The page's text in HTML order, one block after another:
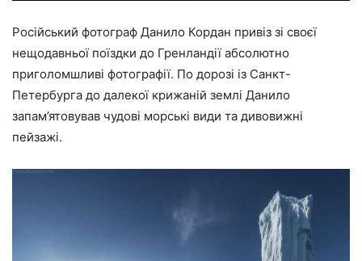
Російський фотограф Данило Кордан привіз зі своєї
нещодавньої поїздки до Гренландії абсолютно
приголомшливі фотографії. По дорозі із Санкт-
Петербурга до далекої крижаній землі Данило
запам’ятовував чудові морські види та дивовижні
пейзажі.